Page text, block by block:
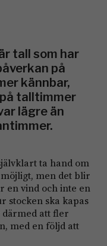
tall som har
på
kännbar,
talltimmer
lägre än
ta hand om
men det blir
en vind och inte en
stocken ska kapas
därmed att fler
med en följd att